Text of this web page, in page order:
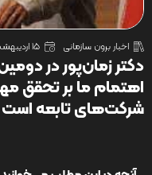
اخبار برون سازمانی 15 اردیبهشت 1402
دکتر زمان‌پور در
اهتمام ما بر تحقق
شرکت‌های تابعه است